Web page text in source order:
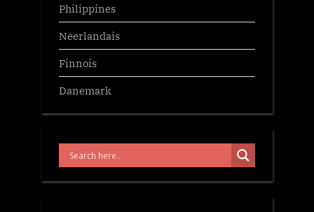
Philippines
Neerlandais
Finnois
Danemark